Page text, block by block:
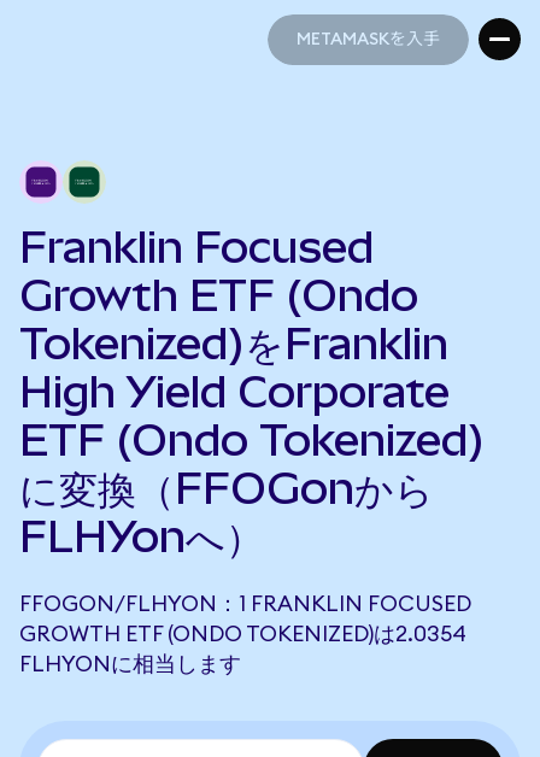
METAMASKを入手
Franklin Focused
Growth ETF (Ondo
Tokenized)をFranklin
High Yield Corporate
ETF (Ondo Tokenized)
に変換（FFOGonから
FLHYonへ）
FFOGON/FLHYON：1 FRANKLIN FOCUSED
GROWTH ETF (ONDO TOKENIZED)は2.0354
FLHYONに相当します